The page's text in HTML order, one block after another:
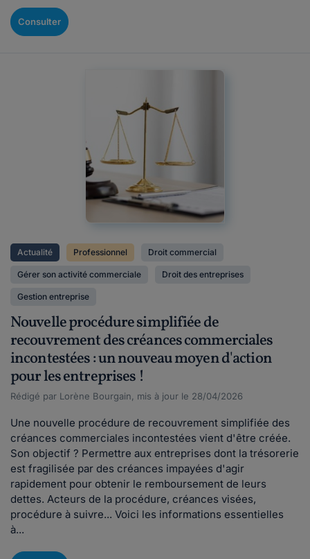
Consulter
Actualité Professionnel Droit commercial
Gérer son activité commerciale Droit des entreprises
Gestion entreprise
Nouvelle procédure simplifiée de
recouvrement des créances commerciales
incontestées : un nouveau moyen d'action
pour les entreprises !
Rédigé par Lorène Bourgain, mis à jour le 28/04/2026
Une nouvelle procédure de recouvrement simplifiée des
créances commerciales incontestées vient d'être créée.
Son objectif ? Permettre aux entreprises dont la trésorerie
est fragilisée par des créances impayées d'agir
rapidement pour obtenir le remboursement de leurs
dettes. Acteurs de la procédure, créances visées,
procédure à suivre... Voici les informations essentielles
à...